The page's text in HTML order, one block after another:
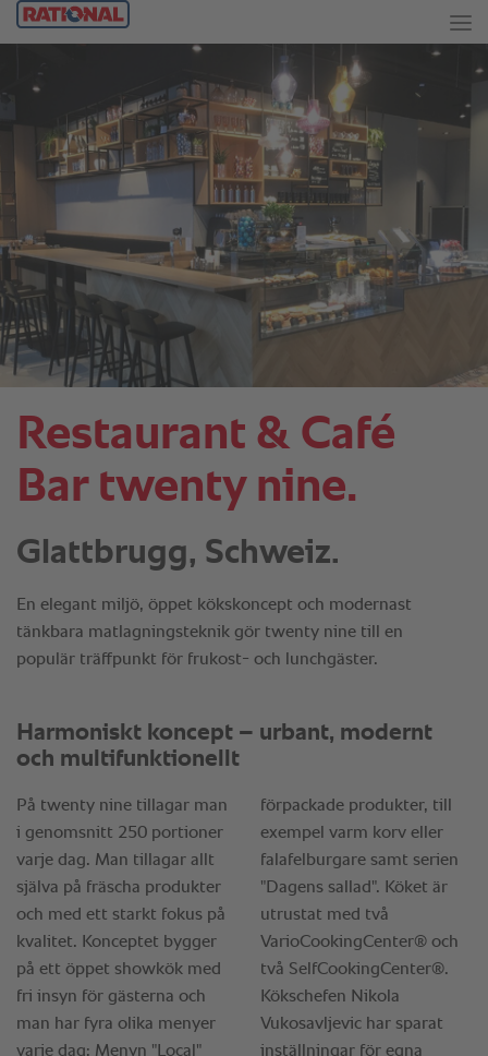
Restaurant & Café
Bar twenty nine.
Glattbrugg, Schweiz.
En elegant miljö, öppet kökskoncept och modernast
tänkbara matlagningsteknik gör twenty nine till en
populär träffpunkt för frukost- och lunchgäster.